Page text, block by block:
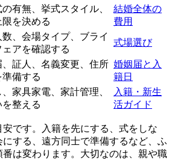
有無、挙式スタイル、
を決める
結婚全体の
費用
、会場タイプ、ブライ
ェアを確認する
式場選び
、証人、名義変更、住所
備する
婚姻届と入
籍日
家具家電、家計管理、
を整える
入籍・新生
活ガイド
です。入籍を先にする、式をしな
する、遠方同士で準備するなど、ふ
は変わります。大切なのは、親や職